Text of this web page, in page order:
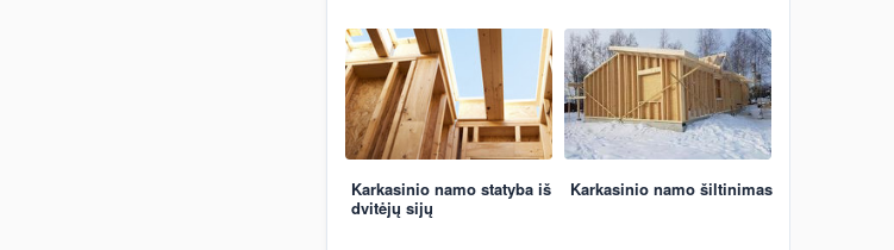
Karkasinio namo statyba iš
dvitėjų sijų
Karkasinio namo šiltinimas